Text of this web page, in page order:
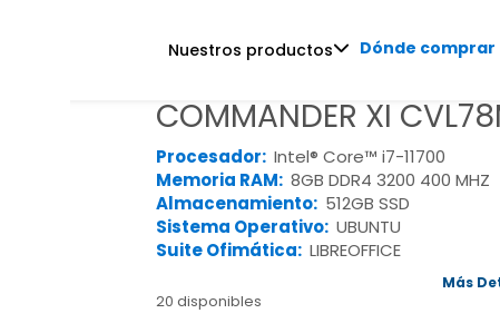
Nuestros productos Dónde comprar
COMMANDER XI
Procesador: Intel® Core™ i7-11700
Memoria RAM: 8GB DDR4 3200 400 MHZ
Almacenamiento: 512GB SSD
Sistema Operativo: UBUNTU
Suite Ofimática: LIBREOFFICE
Más
20 disponibles